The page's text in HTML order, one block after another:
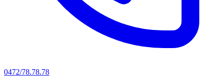
0472/78.78.78